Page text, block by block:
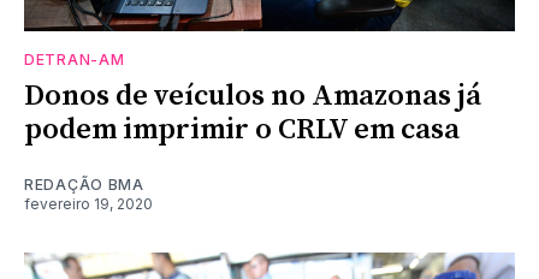
DETRAN-AM
Donos de veículos no Amazonas já
podem imprimir o CRLV em casa
REDAÇÃO BMA
fevereiro 19, 2020